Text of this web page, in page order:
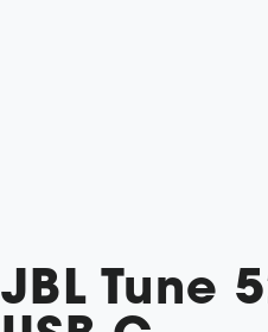
JBL Tune